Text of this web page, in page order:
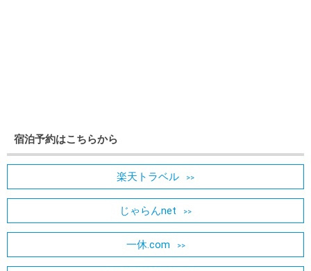
宿泊予約はこちらから
楽天トラベル
じゃらんnet
一休.com